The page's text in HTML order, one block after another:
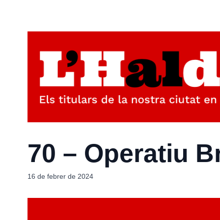
70 – Operatiu
16 de febrer de 2024